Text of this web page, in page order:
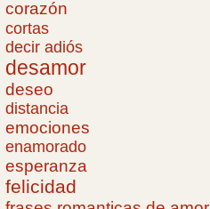
corazón
cortas
decir adiós
desamor
deseo
distancia
emociones
enamorado
esperanza
felicidad